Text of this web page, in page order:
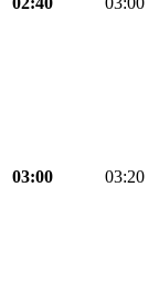
03:00 03:20